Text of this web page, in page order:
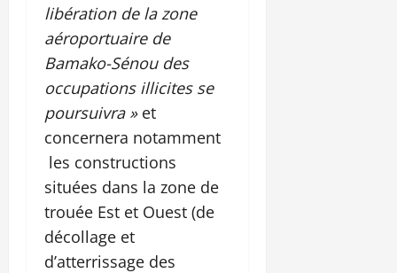
libération de la zone
aéroportuaire de
Bamako-Sénou des
occupations illicites se
poursuivra » et
concernera notamment
les constructions
situées dans la zone de
trouée Est et Ouest (de
décollage et
d’atterrissage des